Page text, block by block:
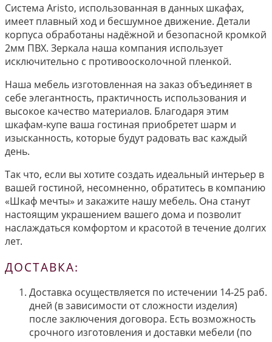
Система Aristo, использованная в данных шкафах,
имеет плавный ход и бесшумное движение. Детали
корпуса обработаны надёжной и безопасной кромкой
2мм ПВХ. Зеркала наша компания использует
исключительно с противоосколочной пленкой.
Наша мебель изготовленная на заказ объединяет в
себе элегантность, практичность использования и
высокое качество материалов. Благодаря этим
шкафам-купе ваша гостиная приобретет шарм и
изысканность, которые будут радовать вас каждый
день.
Так что, если вы хотите создать идеальный интерьер в
вашей гостиной, несомненно, обратитесь в компанию
«Шкаф мечты» и закажите нашу мебель. Она станут
настоящим украшением вашего дома и позволит
наслаждаться комфортом и красотой в течение долгих
лет.
ДОСТАВКА:
Доставка осуществляется по истечении 14-25 раб.
дней (в зависимости от сложности изделия)
после заключения договора. Есть возможность
срочного изготовления и доставки мебели (по